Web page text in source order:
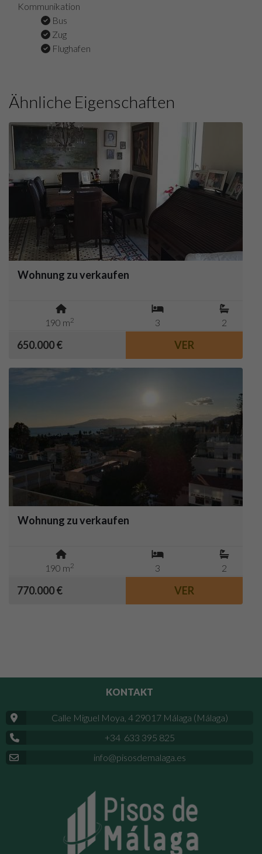
Kommunikation
Bus
Zug
Flughafen
Ähnliche Eigenschaften
Wohnung zu verkaufen
190 m2 3 2
650.000 € VER
Wohnung zu verkaufen
190 m2 3 2
770.000 € VER
KONTAKT
Calle Miguel Moya, 4 29017 Málaga (Málaga)
+34 633 395 825
info@pisosdemalaga.es